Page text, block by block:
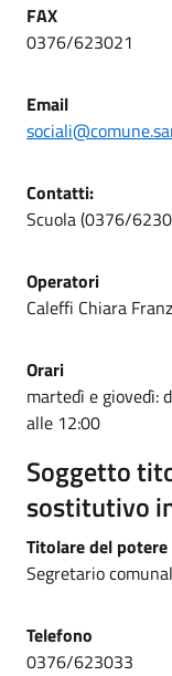
FAX
0376/623021
Email
Contatti:
Scuola (0376/
Operatori
Caleffi Chiara
Orari
martedì e giovedì:
alle 12:00
Soggetto
sostitutivo
Titolare del
Segretario
Telefono
0376/623033